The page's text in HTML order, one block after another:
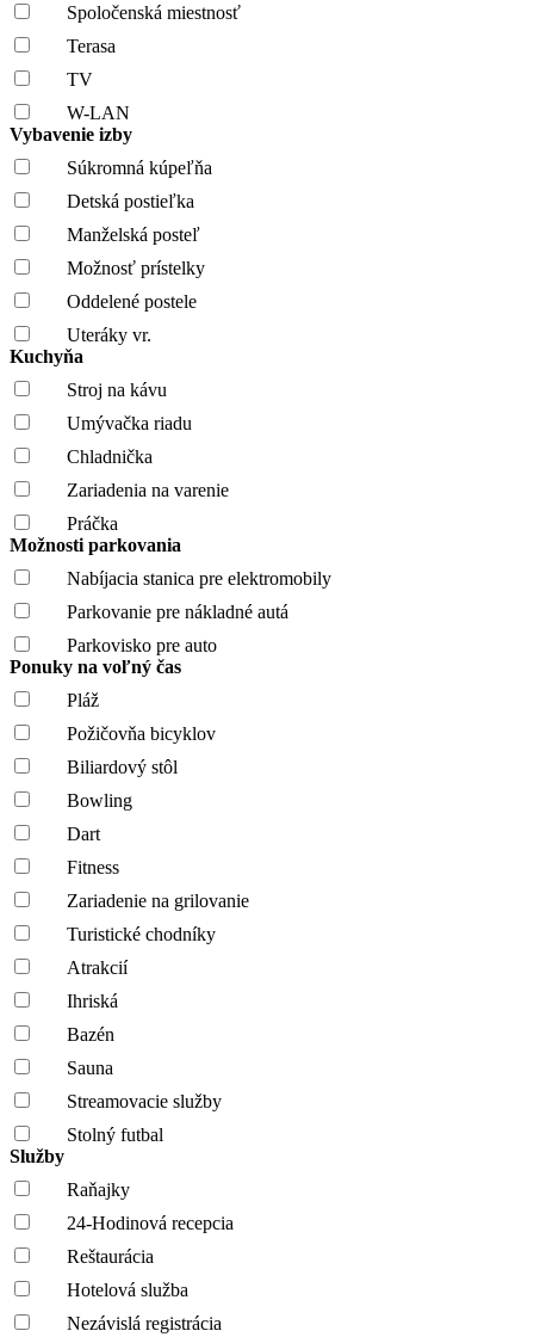
Spoločenská miestnosť
Terasa
TV
W-LAN
Vybavenie izby
Súkromná kúpeľňa
Detská postieľka
Manželská posteľ
Možnosť prístelky
Oddelené postele
Uteráky vr.
Kuchyňa
Stroj na kávu
Umývačka riadu
Chladnička
Zariadenia na varenie
Práčka
Možnosti parkovania
Nabíjacia stanica pre elektromobily
Parkovanie pre nákladné autá
Parkovisko pre auto
Ponuky na voľný čas
Pláž
Požičovňa bicyklov
Biliardový stôl
Bowling
Dart
Fitness
Zariadenie na grilovanie
Turistické chodníky
Atrakcií
Ihriská
Bazén
Sauna
Streamovacie služby
Stolný futbal
Služby
Raňajky
24-Hodinová recepcia
Reštaurácia
Hotelová služba
Nezávislá registrácia